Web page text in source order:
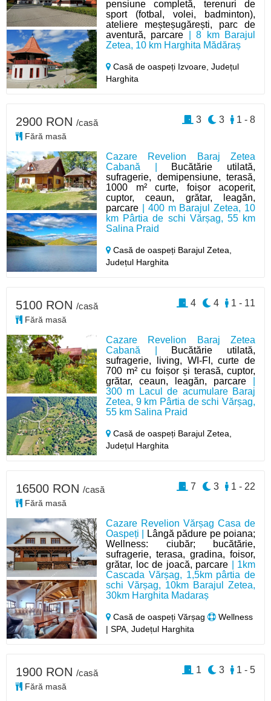
pensiune completă, terenuri de
sport (fotbal, volei, badminton),
ateliere meșteșugărești, parc de
aventură, parcare | 8 km Barajul
Zetea, 10 km Harghita Mădăraș
Casă de oaspeți Izvoare,Județul
Harghita
Cazare Revelion Baraj Zetea
Cabană | Bucătărie utilată,
sufragerie, demipensiune, terasă,
1000 m² curte, foișor acoperit,
cuptor, ceaun, grătar, leagăn,
parcare | 400 m Barajul Zetea, 10
km Pârtia de schi Vărșag, 55 km
Salina Praid
Casă de oaspeți Barajul Zetea,
Județul Harghita
2900 RON /casă
Fără masă
1 - 8
3
3
Cazare Revelion Baraj Zetea
Cabană | Bucătărie utilată,
sufragerie, living, WI-FI, curte de
700 m² cu foișor și terasă, cuptor,
grătar, ceaun, leagăn, parcare
300 m Lacul de acumulare Baraj
Zetea, 9 km Pârtia de schi Vărșag,
55 km Salina Praid
Casă de oaspeți Barajul Zetea,
Județul Harghita
5100 RON /casă
Fără masă
1 - 11
4
4
Cazare Revelion Vărșag Casa de
Oaspeți |
Lângă pădure pe poiana;
Wellness: ciubăr; bucătărie,
sufragerie, terasa, gradina, foisor,
grătar, loc de joacă, parcare | 1km
Cascada Vărșag, 1,5km pârtia de
schi Vărșag, 10km Barajul Zetea,
30km Harghita Madaraș
Casă de oaspeți Vărșag
Wellness
| SPA, Județul Harghita
16500 RON /casă
Fără masă
1 - 22
3
7
1900 RON /casă
Fără masă
1 - 5
3
1